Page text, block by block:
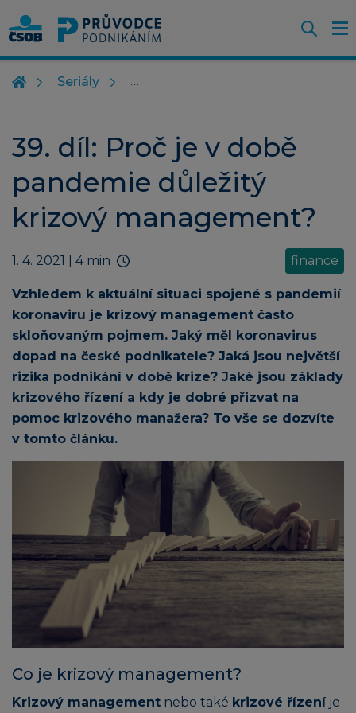
Seriály
39. díl: Proč je v době
pandemie důležitý
krizový management?
1. 4. 2021 | 4 min finance
Vzhledem k aktuální situaci spojené s pandemií
koronaviru je krizový management často
skloňovaným pojmem. Jaký měl koronavirus
dopad na české podnikatele? Jaká jsou největší
rizika podnikání v době krize? Jaké jsou základy
krizového řízení a kdy je dobré přizvat na
pomoc krizového manažera? To vše se dozvíte
v tomto článku.
Co je krizový management?
Krizový management nebo také krizové řízení je